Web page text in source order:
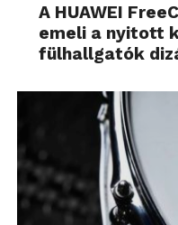
A HUAWEI
emeli a nyitott
fülhallgatók